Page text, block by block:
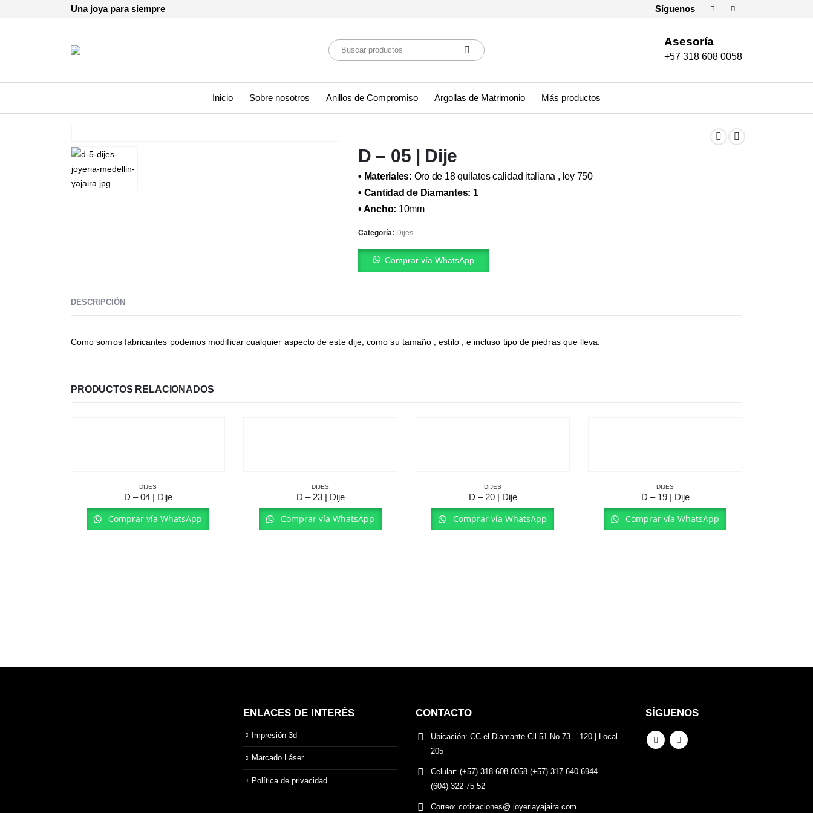
Una joya para siempre Síguenos
Asesoría
+57 318 608 0058
Inicio Sobre nosotros Anillos de Compromiso Argollas de Matrimonio Más productos
D – 05 | Dije
• Materiales: Oro de 18 quilates calidad italiana , ley 750
• Cantidad de Diamantes: 1
• Ancho: 10mm
Categoría: Dijes
Comprar vía WhatsApp
DESCRIPCIÓN
Como somos fabricantes podemos modificar cualquier aspecto de este dije, como su tamaño , estilo , e incluso tipo de piedras que lleva.
PRODUCTOS RELACIONADOS
DIJES
D – 04 | Dije
Comprar vía WhatsApp
DIJES
D – 23 | Dije
Comprar vía WhatsApp
DIJES
D – 20 | Dije
Comprar vía WhatsApp
DIJES
D – 19 | Dije
Comprar vía WhatsApp
ENLACES DE INTERÉS
Impresión 3d
Marcado Láser
Política de privacidad
CONTACTO
Ubicación: CC el Diamante Cll 51 No 73 – 120 | Local
205
Celular: (+57) 318 608 0058 (+57) 317 640 6944
(604) 322 75 52
Correo: cotizaciones@ joyeriayajaira.com
SÍGUENOS